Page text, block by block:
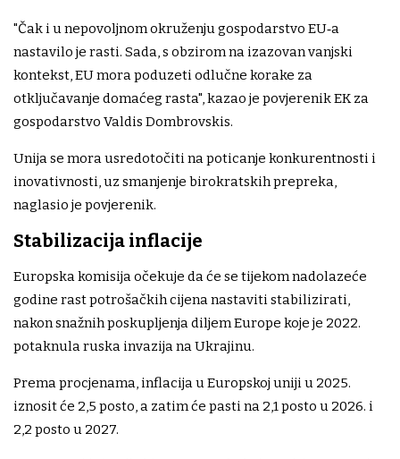
"Čak i u nepovoljnom okruženju gospodarstvo EU‑a
nastavilo je rasti. Sada, s obzirom na izazovan vanjski
kontekst, EU mora poduzeti odlučne korake za
otključavanje domaćeg rasta", kazao je povjerenik EK za
gospodarstvo Valdis Dombrovskis.
Unija se mora usredotočiti na poticanje konkurentnosti i
inovativnosti, uz smanjenje birokratskih prepreka,
naglasio je povjerenik.
Stabilizacija inflacije
Europska komisija očekuje da će se tijekom nadolazeće
godine rast potrošačkih cijena nastaviti stabilizirati,
nakon snažnih poskupljenja diljem Europe koje je 2022.
potaknula ruska invazija na Ukrajinu.
Prema procjenama, inflacija u Europskoj uniji u 2025.
iznosit će 2,5 posto, a zatim će pasti na 2,1 posto u 2026. i
2,2 posto u 2027.